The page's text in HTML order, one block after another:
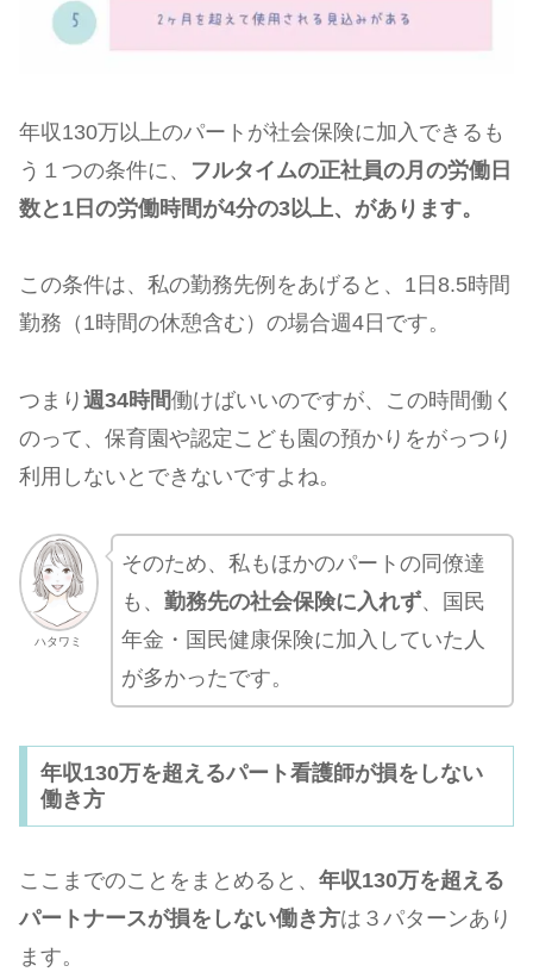
年収130万以上のパートが社会保険に加入できるも
う１つの条件に、 フルタイムの正社員の月の労働日
数と1日の労働時間が4分の3以上、があります。
この条件は、私の勤務先例をあげると、1日8.5時間
勤務（1時間の休憩含む）の場合週4日です。
つまり 週34時間働けばいいのですが、この時間働く
のって、保育園や認定こども園の預かりをがっつり
利用しないとできないですよね。
ハタワミ
そのため、私もほかのパートの同僚達
も、 勤務先の社会保険に入れず、国民
年金・国民健康保険に加入していた人
が多かったです。
年収130万を超えるパート看護師が損をしない
働き方
ここまでのことをまとめると、 年収130万を超える
パートナースが損をしない働き方は３パターンあり
ます。